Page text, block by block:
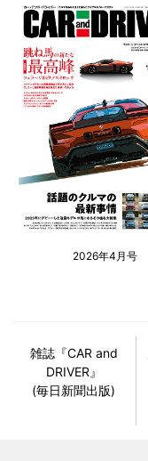
2026年4月号
雑誌『CAR and
DRIVER』
(毎日新聞出版)